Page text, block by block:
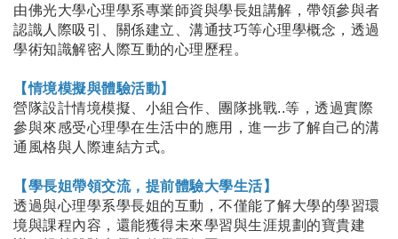
由佛光大學心理學系專業師資與學長姐講解，帶領參與者
認識人際吸引、關係建立、溝通技巧等心理學概念，透過
學術知識解密人際互動的心理歷程。
【情境模擬與體驗活動】
營隊設計情境模擬、小組合作、團隊挑戰..等，透過實際
參與來感受心理學在生活中的應用，進一步了解自己的溝
通風格與人際連結方式。
【學長姐帶領交流，提前體驗大學生活】
透過與心理學系學長姐的互動，不僅能了解大學的學習環
境與課程內容，還能獲得未來學習與生涯規劃的寶貴建